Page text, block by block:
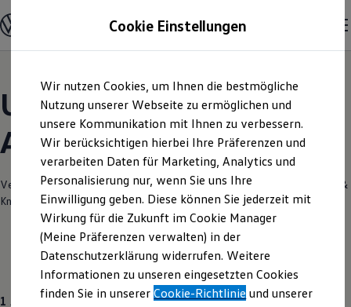
Hauptinhalt
springen
Footer
springen
Modelle und Konfigurator
Konfigurator
Modelle vergleichen
Elektroautos
ENERGY Sondermodelle
Nutzfahrzeuge
SUV und CUV
Familienautos
Kombis
Kompaktwagen
Sportwagen
Schnell verfügbare Fahrzeuge
Angebote und Produkte
Aktuelle Angebote
E-Auto-Förderung
Volkswagen Marktplatz
Die ENERGY Sondermodelle
Junge Gebrauchtwagen und Gebrauchtwagen
Volkswagen Zertifizierte Gebrauchtwagen
Unsere aktuellen
Angebote und mehr
Verantwortlich für die Inhalte auf dieser Seite ist die RK Autowelt Rinke &
Knipps GmbH(Impressum & Rechtliches)
1 Angebot
Cookie Einstellungen
Wir nutzen Cookies, um Ihnen die bestmögliche
Nutzung unserer Webseite zu ermöglichen und
unsere Kommunikation mit Ihnen zu verbessern.
Wir berücksichtigen hierbei Ihre Präferenzen und
verarbeiten Daten für Marketing, Analytics und
Personalisierung nur, wenn Sie uns Ihre
Einwilligung geben. Diese können Sie jederzeit mit
Wirkung für die Zukunft im Cookie Manager
(Meine Präferenzen verwalten) in der
Datenschutzerklärung widerrufen. Weitere
Informationen zu unseren eingesetzten Cookies
finden Sie in unsererCookie-Richtlinie und unserer